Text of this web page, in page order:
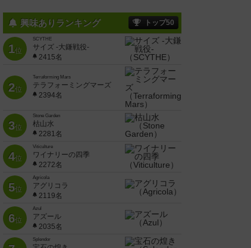
興味ありランキング トップ50
1位
SCYTHE
サイズ -大鎌戦役-
2415名
2位
Terraforming Mars
テラフォーミングマーズ
2394名
3位
Stone Garden
枯山水
2281名
4位
Viticulture
ワイナリーの四季
2272名
5位
Agricola
アグリコラ
2119名
6位
Azul
アズール
2035名
Splendor